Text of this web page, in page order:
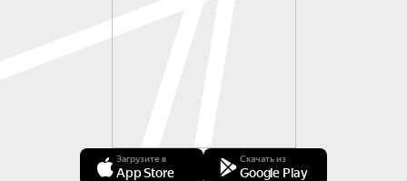
Загрузите в
App Store
Скачать из
Google Play